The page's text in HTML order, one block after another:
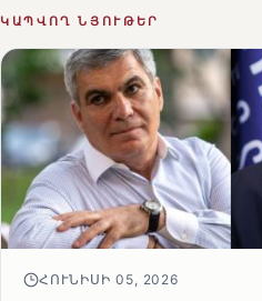
ԿԱՊՎՈՂ ՆՅՈՒԹԵՐ
ՀՈՒՆԻՍԻ 05, 2026